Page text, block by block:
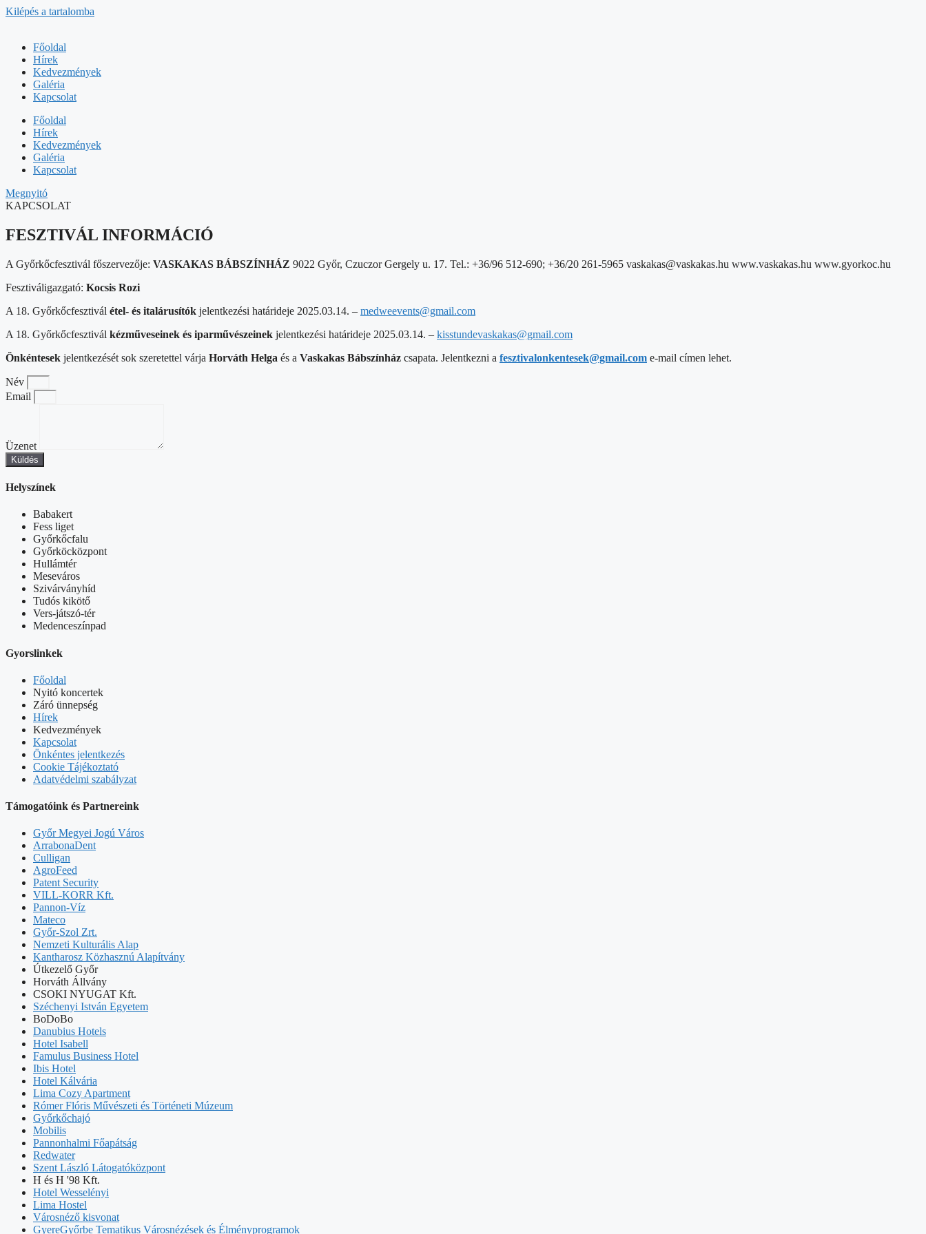
Kilépés a tartalomba
Főoldal
Hírek
Kedvezmények
Galéria
Kapcsolat
Főoldal
Hírek
Kedvezmények
Galéria
Kapcsolat
Megnyitó
KAPCSOLAT
FESZTIVÁL INFORMÁCIÓ
A Győrkőcfesztivál főszervezője: VASKAKAS BÁBSZÍNHÁZ 9022 Győr, Czuczor Gergely u. 17. Tel.: +36/96 512-690; +36/20 261-5965 vaskakas@vaskakas.hu www.vaskakas.hu www.gyorkoc.hu
Fesztiváligazgató: Kocsis Rozi
A 18. Győrkőcfesztivál étel- és italárusítók jelentkezési határideje 2025.03.14. – medweevents@gmail.com
A 18. Győrkőcfesztivál kézműveseinek és iparművészeinek jelentkezési határideje 2025.03.14. – kisstundevaskakas@gmail.com
Önkéntesek jelentkezését sok szeretettel várja Horváth Helga és a Vaskakas Bábszínház csapata. Jelentkezni a fesztivalonkentesek@gmail.com e-mail címen lehet.
Név
Email
Üzenet
Küldés
Helyszínek
Babakert
Fess liget
Győrkőcfalu
Győrköcközpont
Hullámtér
Meseváros
Szivárványhíd
Tudós kikötő
Vers-játszó-tér
Medenceszínpad
Gyorslinkek
Főoldal
Nyitó koncertek
Záró ünnepség
Hírek
Kedvezmények
Kapcsolat
Önkéntes jelentkezés
Cookie Tájékoztató
Adatvédelmi szabályzat
Támogatóink és Partnereink
Győr Megyei Jogú Város
ArrabonaDent
Culligan
AgroFeed
Patent Security
VILL-KORR Kft.
Pannon-Víz
Mateco
Győr-Szol Zrt.
Nemzeti Kulturális Alap
Kantharosz Közhasznú Alapítvány
Útkezelő Győr
Horváth Állvány
CSOKI NYUGAT Kft.
Széchenyi István Egyetem
BoDoBo
Danubius Hotels
Hotel Isabell
Famulus Business Hotel
Ibis Hotel
Hotel Kálvária
Lima Cozy Apartment
Rómer Flóris Művészeti és Történeti Múzeum
Győrkőchajó
Mobilis
Pannonhalmi Főapátság
Redwater
Szent László Látogatóközpont
H és H '98 Kft.
Hotel Wesselényi
Lima Hostel
Városnéző kisvonat
GyereGyőrbe Tematikus Városnézések és Élményprogramok